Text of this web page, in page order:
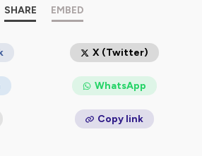
SHARE EMBED
X (Twitter)
WhatsApp
Copy link